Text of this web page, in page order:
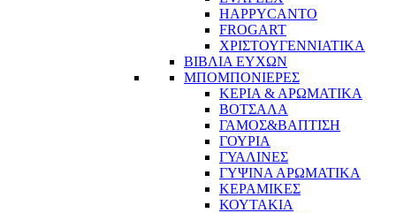
HAPPYCANTO
FROGART
ΧΡΙΣΤΟΥΓΕΝΝΙΑΤΙΚΑ
ΒΙΒΛΙΑ ΕΥΧΩΝ
ΜΠΟΜΠΟΝΙΕΡΕΣ
ΚΕΡΙΑ & ΑΡΩΜΑΤΙΚΑ
ΒΟΤΣΑΛΑ
ΓΑΜΟΣ&ΒΑΠΤΙΣΗ
ΓΟΥΡΙΑ
ΓΥΑΛΙΝΕΣ
ΓΥΨΙΝΑ ΑΡΩΜΑΤΙΚΑ
ΚΕΡΑΜΙΚΕΣ
ΚΟΥΤΑΚΙΑ